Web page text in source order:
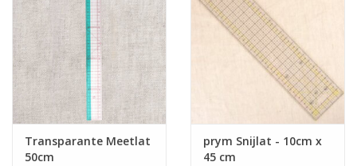
Transparante Meetlat
50cm
prym Snijlat - 10cm x
45 cm